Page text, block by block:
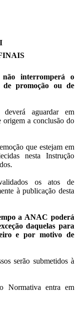
interromperá o
promoção ou de
aguardar em
origem a conclusão do
que estejam em
nesta Instrução
os atos de
à publicação desta
a ANAC poderá
daquelas para
e por motivo de
serão submetidos à
Normativa entra em